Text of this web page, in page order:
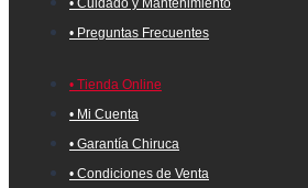
• Cuidado y Mantenimiento
• Preguntas Frecuentes
• Tienda Online
• Mi Cuenta
• Garantía Chiruca
• Condiciones de Venta